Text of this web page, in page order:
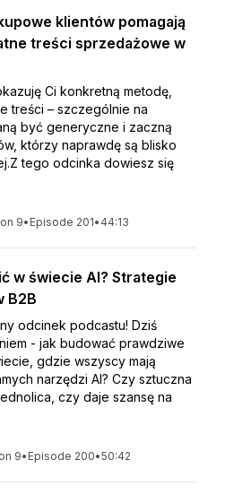
klientów pomagają
treści sprzedażowe w
Ci konkretną metodę,
treści – szczególnie na
być generyczne i zaczną
którzy naprawdę są blisko
tego odcinka dowiesz się
9• Episode 201• 44:13
w świecie AI? Strategie
B2B
odcinek podcastu! Dziś
- jak budować prawdziwe
gdzie wszyscy mają
narzędzi AI? Czy sztuczna
czy daje szansę na
9• Episode 200•50:42